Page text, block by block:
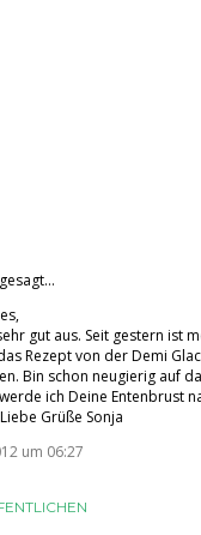
gut aus. Seit gestern ist
Rezept von der Demi
Bin schon neugierig auf
ich Deine Entenbrust
Grüße Sonja
um 06:27